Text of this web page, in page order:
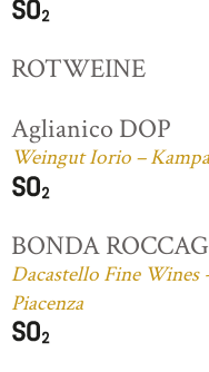
ROTWEINE
Aglianico DOP
Weingut Iorio –
BONDA
Dacastello Fine Wines
Piacenza